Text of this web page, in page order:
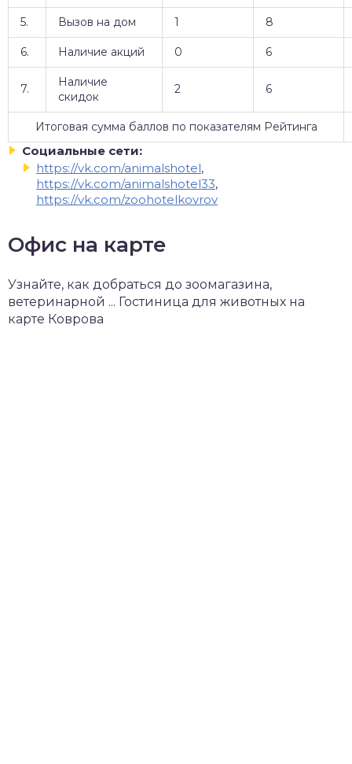
5. Вызов на дом 1 8
6. Наличие акций 0 6
7.
Наличие
скидок
2 6
Итоговая сумма баллов по показателям Рейтинга
Социальные сети:
https://vk.com/animalshotel,
https://vk.com/animalshotel33,
https://vk.com/zoohotelkovrov
Офис на карте
Узнайте, как добраться до зоомагазина,
ветеринарной ... Гостиница для животных на
карте Коврова